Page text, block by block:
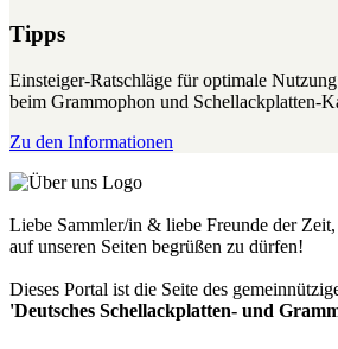
Tipps
Einsteiger-Ratschläge für optimale
beim Grammophon und Schellackplatten-
Zu den Informationen
Liebe Sammler/in & liebe Freunde der Zeit,
auf unseren Seiten begrüßen zu dürfen!
Dieses Portal ist die Seite des
'Deutsches Schellackplatten- und